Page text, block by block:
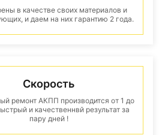
в качестве своих материалов и
и даем на них гарантию 2 года.
Скорость
ремонт АКПП производится от 1 до
и качественнвй результат за
пару дней !